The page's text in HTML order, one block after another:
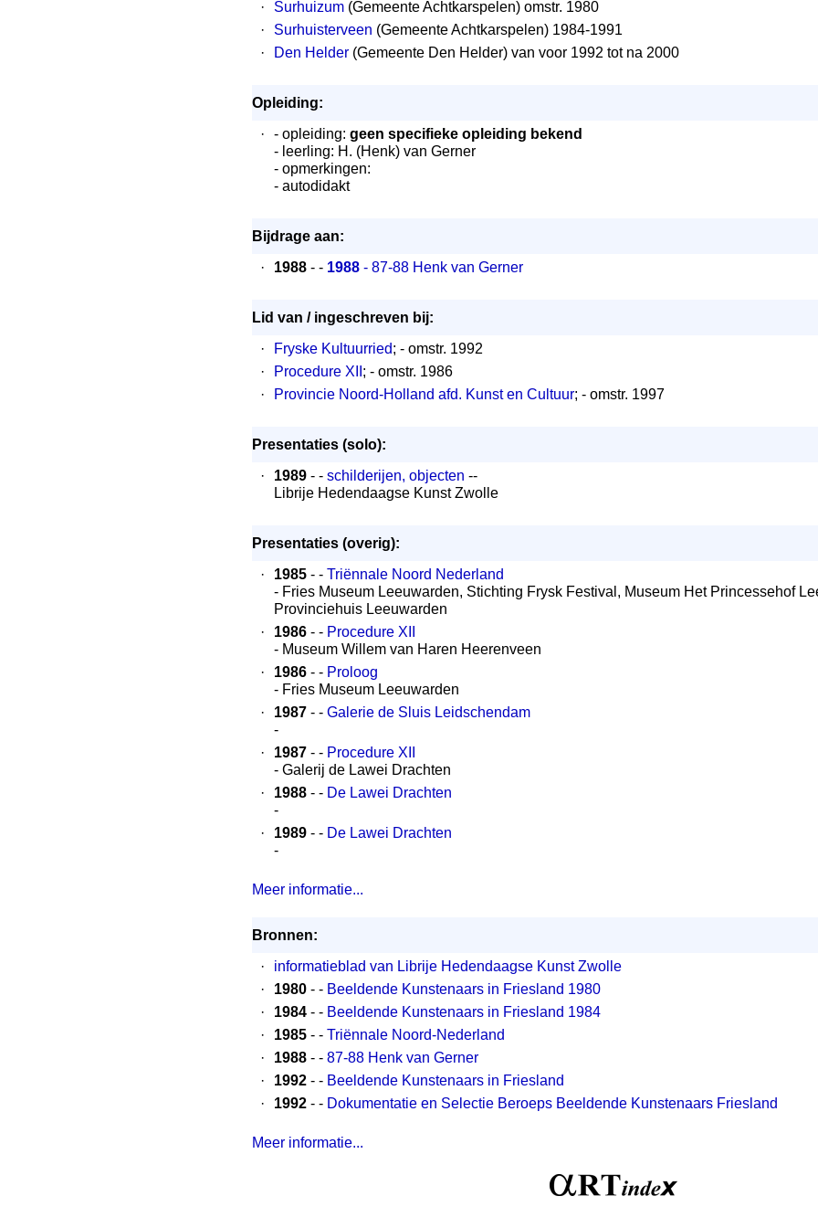
·
Surhuizum (Gemeente Achtkarspelen) omstr. 1980
·
Surhuisterveen (Gemeente Achtkarspelen) 1984-1991
·
Den Helder (Gemeente Den Helder) van voor 1992 tot na 2000
Opleiding:
·
- opleiding: geen specifieke opleiding bekend
- leerling: H. (Henk) van Gerner
- opmerkingen:
- autodidakt
Bijdrage aan:
·
1988 - - 1988 - 87-88 Henk van Gerner
Lid van / ingeschreven bij:
·
Fryske Kultuurried; - omstr. 1992
·
Procedure XII ; - omstr. 1986
·
Provincie Noord-Holland afd. Kunst en Cultuur; - omstr. 1997
Presentaties (solo):
·
1989 - - schilderijen, objecten --
Librije Hedendaagse Kunst Zwolle
Presentaties (overig):
·
1985 - - Triënnale Noord Nederland
- Fries Museum Leeuwarden, Stichting Frysk Festival, Museum Het Princessehof
Provinciehuis Leeuwarden
·
1986 - - Procedure XII
- Museum Willem van Haren Heerenveen
·
1986 - - Proloog
- Fries Museum Leeuwarden
·
1987 - - Galerie de Sluis Leidschendam
-
·
1987 - - Procedure XII
- Galerij de Lawei Drachten
·
1988 - - De Lawei Drachten
-
·
1989 - - De Lawei Drachten
-
Meer informatie...
Bronnen:
·
informatieblad van Librije Hedendaagse Kunst Zwolle
·
1980 - - Beeldende Kunstenaars in Friesland 1980
·
1984 - - Beeldende Kunstenaars in Friesland 1984
·
1985 - - Triënnale Noord-Nederland
·
1988 - - 87-88 Henk van Gerner
·
1992 - - Beeldende Kunstenaars in Friesland
·
1992 - - Dokumentatie en Selectie Beroeps Beeldende Kunstenaars Friesland
Meer informatie...